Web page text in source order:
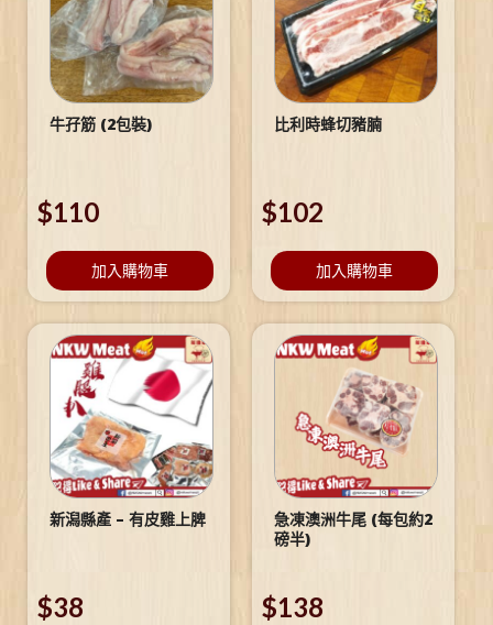
牛孖筋 (2包裝)
$110
加入購物車
比利時蜂切豬腩
$102
加入購物車
新潟縣產 – 有皮雞上脾
$38
急凍澳洲牛尾 (每包約2
磅半)
$138